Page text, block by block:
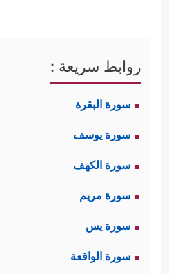
روابط سريعة :
سورة البقرة
سورة يوسف
سورة الكهف
سورة مريم
سورة يس
سورة الواقعة